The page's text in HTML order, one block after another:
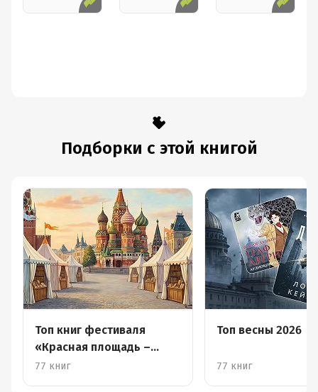
Подборки с этой книгой
Топ книг фестиваля
«Красная площадь –
2026»
77 книг
Топ весны 2026
77 книг